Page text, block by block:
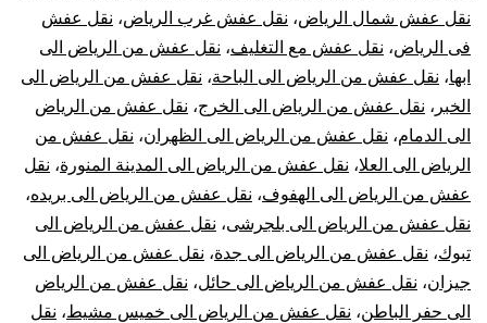
الرياض
نقل عفش شمال الرياض، نقل عفش غرب الرياض، نقل عفش
فى الرياض، نقل عفش مع التغليف، نقل عفش من الرياض الى
ابها، نقل عفش من الرياض الى الباحة، نقل عفش من الرياض الى
الخبر ، نقل عفش من الرياض الى الخرج، نقل عفش من الرياض
الى الدمام، نقل عفش من الرياض الى الظهران، نقل عفش من
الرياض الى العلا، نقل عفش من الرياض الى المدينة المنورة، نقل
عفش من الرياض الى الهفوف، نقل عفش من الرياض الى بريده،
نقل عفش من الرياض الى بلجرشى، نقل عفش من الرياض الى
تبوك، نقل عفش من الرياض الى جدة، نقل عفش من الرياض الى
جيزان، نقل عفش من الرياض الى حائل، نقل عفش من الرياض
الى حفر الباطن، نقل عفش من الرياض الى خميس مشيط، نقل